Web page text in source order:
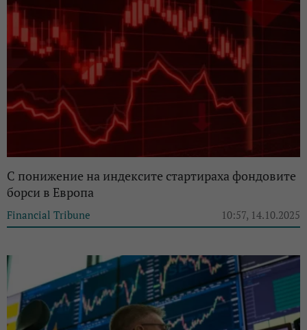
С понижение на индексите стартираха фондовите
борси в Европа
Financial Tribune 10:57, 14.10.2025